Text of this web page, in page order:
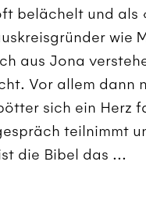
belächelt und als
wie
aus Jona
Vor allem dann
sich ein Herz
teilnimmt
die Bibel das ...